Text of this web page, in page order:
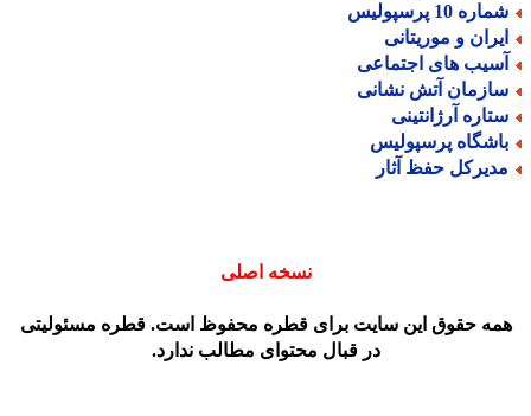
10 پرسپولیس
و موریتانی
های اجتماعی
آتش نشانی
آرژانتینی
پرسپولیس
حفظ آثار
نسخه اصلی
حقوق این سایت برای قطره محفوظ است. قطره مسئولیتی
در قبال محتوای مطالب ندارد.